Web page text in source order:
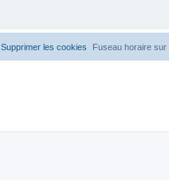
Fuseau horaire sur
Supprimer les cookies